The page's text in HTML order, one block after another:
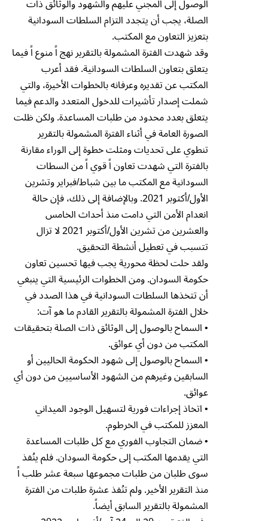
الوصول إلى المجني عليهم والشهود والوثائق ذات
الصلة، يجب أن يتجدد التزام السلطات السودانية
بتعزيز التعاون مع المكتب.
وقد شهدت الفترة المشمولة بالتقرير نهج اً منوع اً فيما
يتعلق بتعاون السلطات السودانية. فقد أعرب
المكتب عن تقديره وعرفانه بالخطوات الأخيرة، والتي
شملت إصدار تأشيرات للدخول المتعدد والدعم فيما
يتعلق بعدد محدود من طلبات المساعدة. ولكن ظلت
الصورة العامة في أثناء الفترة المشمولة بالتقرير
تنطوي على تحديات ومثلت خطوة إلى الوراء مقارنة
بالفترة التي شهدت تعاون اً قوي اً من السطات
السودانية مع المكتب ما بين شباط/فبراير وتشرين
الأول/أكتوبر 2021. وبالإضافة إلى ذلك، فإن حالة
انعدام الأمن التي دامت منذ أحداث الخامس
والعشرين من تشرين الأول/أكتوبر 2021 لا تزال
تتسبب في تعطيل أنشطة التحقيق.
ولقد حلت لحظة محورية يجب فيها تحسين تعاون
حكومة السودان. ومن الخطوات الرئيسية التي ينبغي
أن تتخذها السلطات السودانية في هذا الصدد في
خلال الفترة المشمولة بالتقرير القادم ما هو آت:
• السماح بالوصول إلى الوثائق ذات الصلة بتحقيقات
المكتب من دون أي عوائق.
• السماح بالوصول إلى شهود الحكومة الحاليين أو
السابقين وغيرهم من الشهود الأساسيين من دون أي
عوائق.
• اتخاذ إجراءات فورية لتسهيل الوجود الميداني
المعزز للمكتب في الخرطوم.
• ضمان التجاوب الفوري مع كل طلبات المساعدة
التي يقدمها المكتب إلى حكومة السودان. فلم ينُفذ
سوى طلبان من طلبات مجموعها سبعة عشر طلب اً
منذ التقرير الأخير. ولم تنُفذ عشرة طلبات من الفترة
المشمولة بالتقرير السابق أيضاً.